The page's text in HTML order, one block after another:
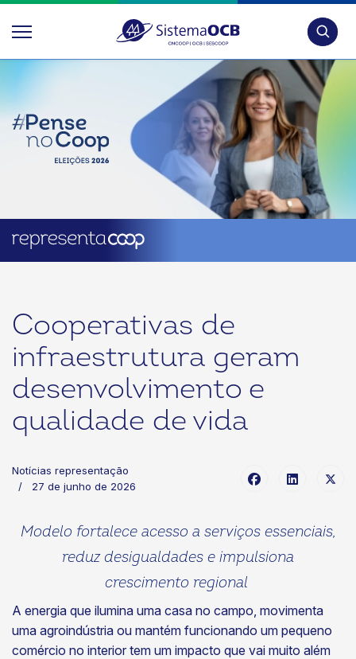
Cooperativas de
infraestrutura geram
desenvolvimento e
qualidade de vida
Notícias representação
27 de junho de 2026
Modelo fortalece acesso a serviços essenciais,
reduz desigualdades e impulsiona
crescimento regional
A energia que ilumina uma casa no campo, movimenta
uma agroindústria ou mantém funcionando um pequeno
comércio no interior tem um impacto que vai muito além